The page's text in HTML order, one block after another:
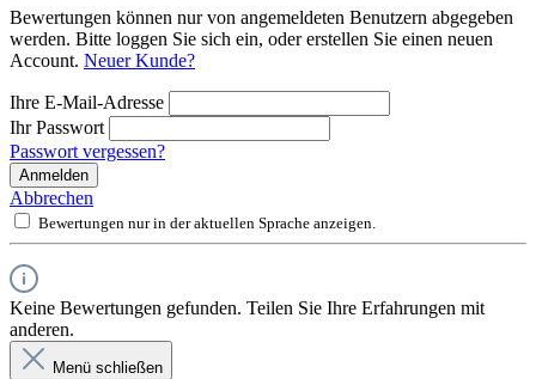
Bewertungen können nur von angemeldeten Benutzern abgegeben
werden. Bitte loggen Sie sich ein, oder erstellen Sie einen neuen
Account. Neuer Kunde?
Ihre E-Mail-Adresse
Ihr Passwort
Passwort vergessen?
Anmelden
Abbrechen
Bewertungen nur in der aktuellen Sprache anzeigen.
Keine Bewertungen gefunden. Teilen Sie Ihre Erfahrungen mit
anderen.
Menü schließen